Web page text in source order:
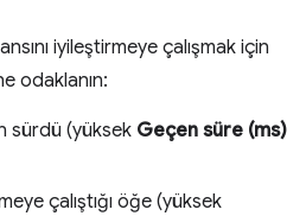
iyileştirmeye çalışmak için
odaklanın:
sürdü (yüksek Geçen süre (ms)
çalıştığı öğe (yüksek